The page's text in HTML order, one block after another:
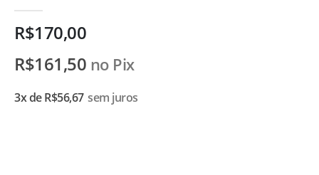
R$170,00
R$161,50 no Pix
3x deR$56,67 sem juros